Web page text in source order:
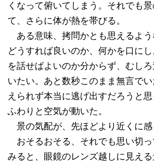
くなって俯いてしまう。それでも
て、さらに体が熱を帯びる。
ある意味、拷問かとも思えるよう
どうすれば良いのか、何かを口に
を話せばよいのか分からず、むし
いたい。あと数秒このまま無言で
えられず本当に逃げ出すだろうと思
ふわりと空気が動いた。
景の気配が、先ほどより近くに感
おそるおそる、それでも思い切っ
みると、眼鏡のレンズ越しに見え